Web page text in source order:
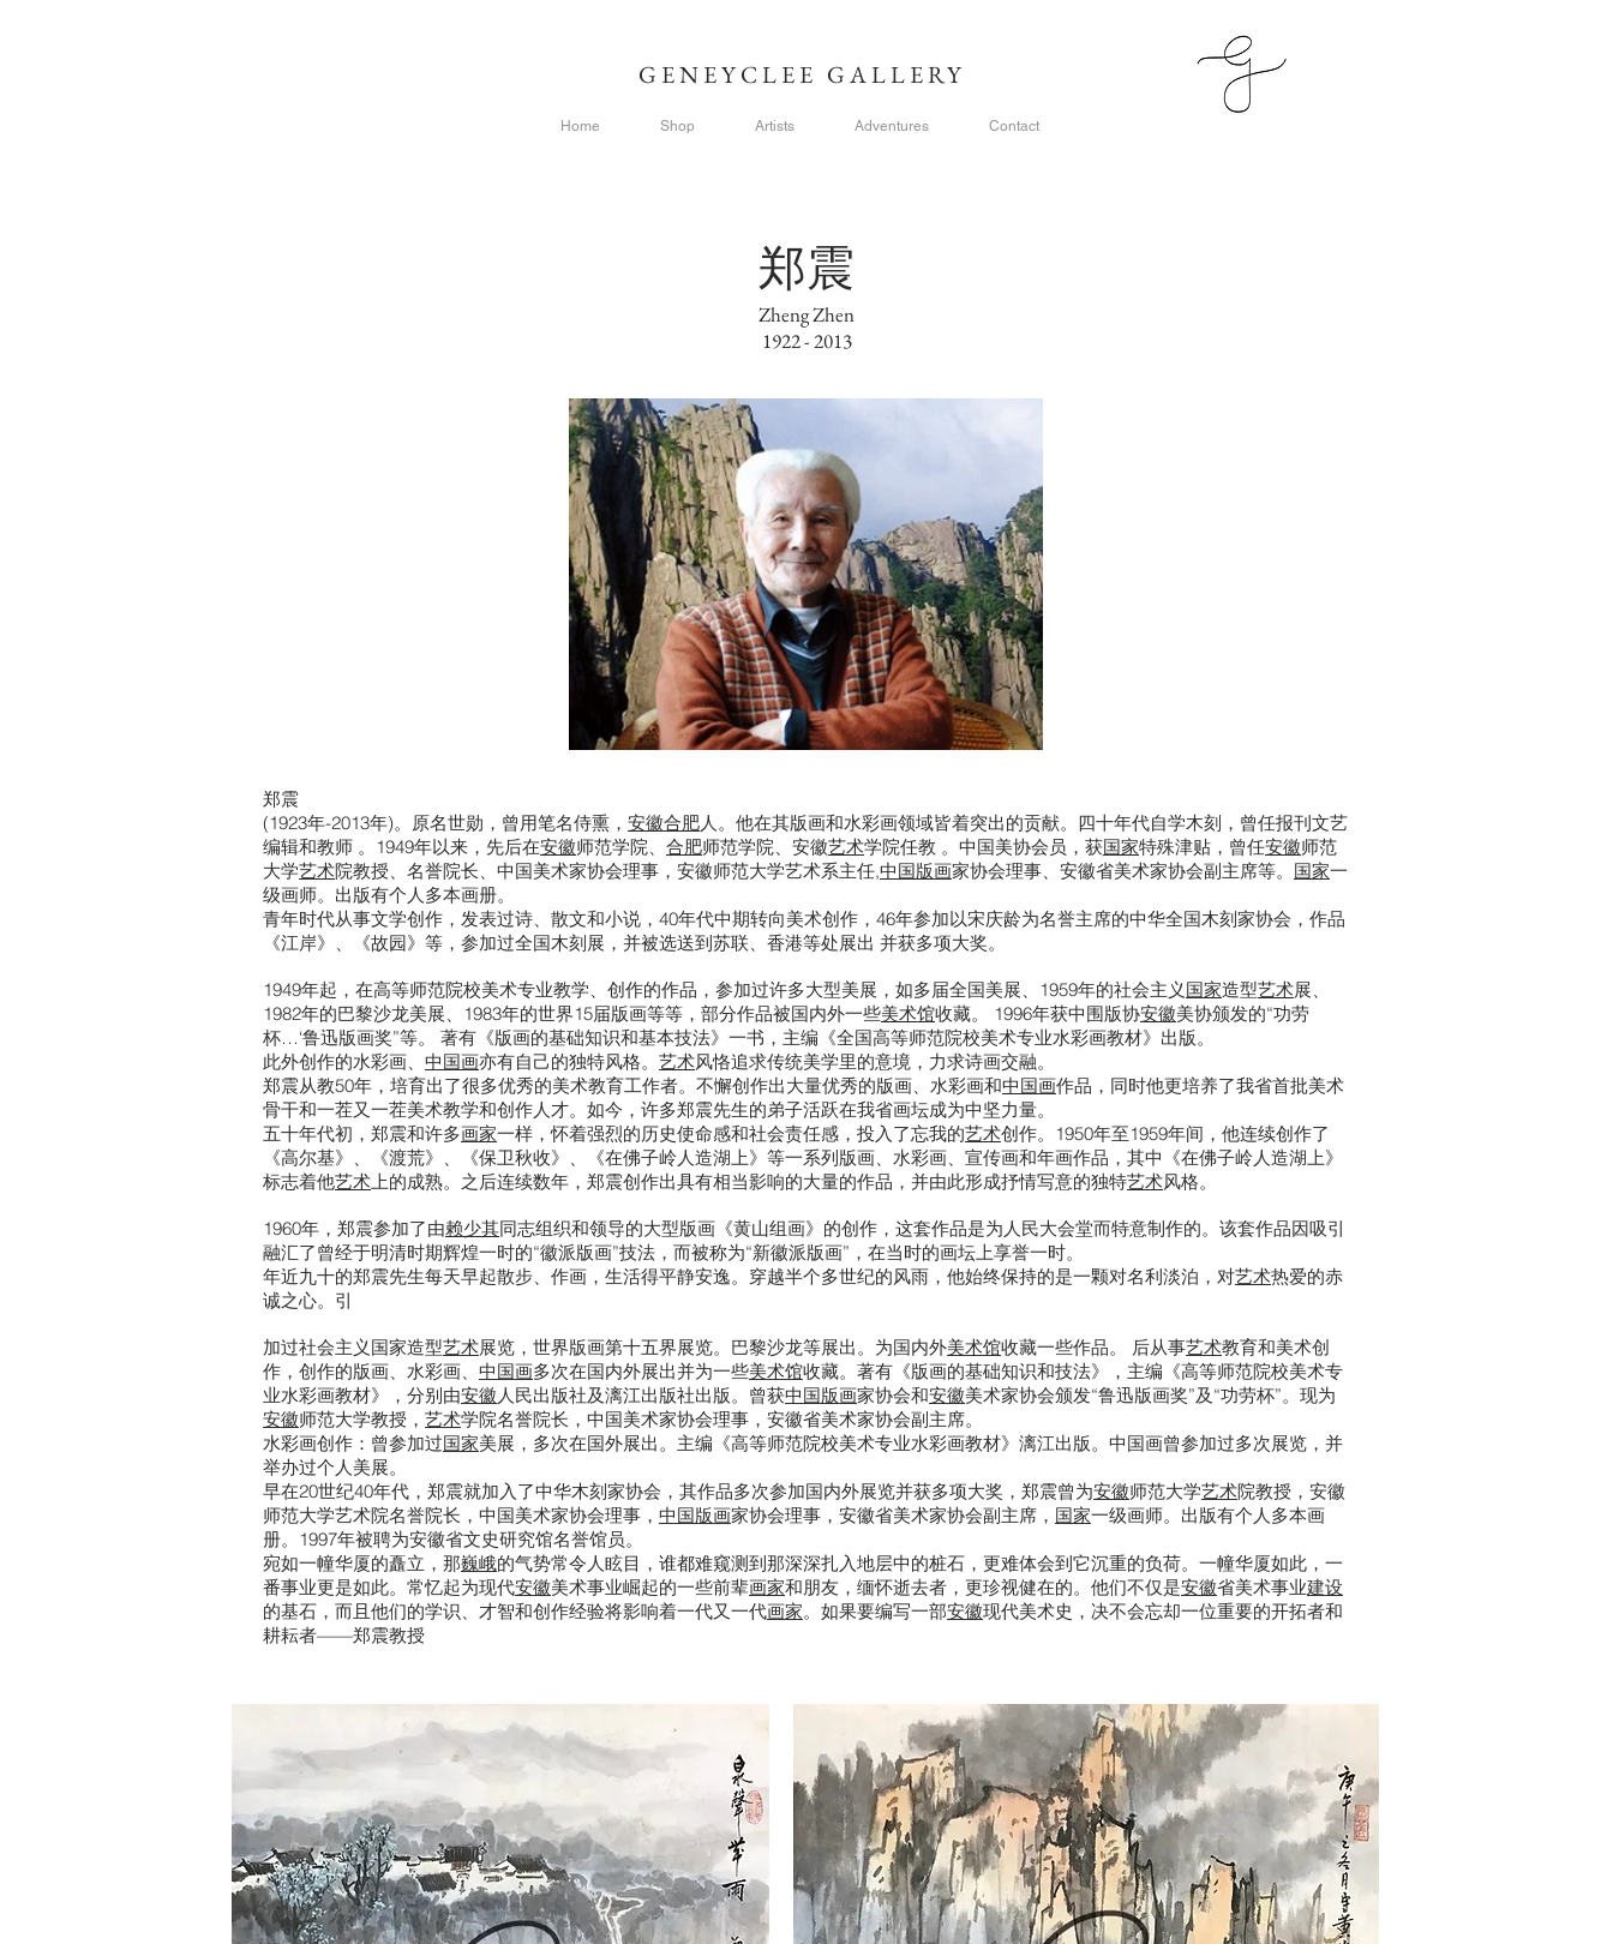
GENEYCLEE GALLERY
Home Shop Artists Adventures Contact
郑震
Zheng Zhen
1922 - 2013
郑震
(1923年-2013年)。原名世勋，曾用笔名侍熏， 安徽合肥人。他在其版画和水彩画领域皆着突出的贡献。四十年代自学木刻，曾任报刊文艺
编辑和教师 。1949年以来，先后在安徽师范学院、 合肥师范学院、安徽艺术学院任教 。中国美协会员，获国家特殊津贴，曾任安徽师范
大学艺术院教授、名誉院长、中国美术家协会理事，安徽师范大学艺术系主任,中国版画家协会理事、安徽省美术家协会副主席等。 国家一
级画师。出版有个人多本画册。
青年时代从事文学创作，发表过诗、散文和小说，40年代中期转向美术创作，46年参加以宋庆龄为名誉主席的中华全国木刻家协会，作品
《江岸》、《故园》等，参加过全国木刻展，并被选送到苏联、香港等处展出 并获多项大奖。
1949年起，在高等师范院校美术专业教学、创作的作品，参加过许多大型美展，如多届全国美展、1959年的社会主义国家造型艺术展、
1982年的巴黎沙龙美展、1983年的世界15届版画等等，部分作品被国内外一些美术馆收藏。 1996年获中围版协安徽美协颁发的“功劳
杯…‘鲁迅版画奖”等。 著有《版画的基础知识和基本技法》一书，主编《全国高等师范院校美术专业水彩画教材》出版。
此外创作的水彩画、 中国画亦有自己的独特风格。 艺术风恪追求传统美学里的意境，力求诗画交融。
郑震从教50年，培育出了很多优秀的美术教育工作者。不懈创作出大量优秀的版画、水彩画和中国画作品，同时他更培养了我省首批美术
骨干和一茬又一茬美术教学和创作人才。如今，许多郑震先生的弟子活跃在我省画坛成为中坚力量。
五十年代初，郑震和许多画家一样，怀着强烈的历史使命感和社会责任感，投入了忘我的艺术创作。1950年至1959年间，他连续创作了
《高尔基》、《渡荒》、《保卫秋收》、《在佛子岭人造湖上》等一系列版画、水彩画、宣传画和年画作品，其中《在佛子岭人造湖上》
标志着他艺术上的成熟。之后连续数年，郑震创作出具有相当影响的大量的作品，并由此形成抒情写意的独特艺术风格。
1960年，郑震参加了由赖少其同志组织和领导的大型版画《黄山组画》的创作，这套作品是为人民大会堂而特意制作的。该套作品因吸引
融汇了曾经于明清时期辉煌一时的“徽派版画”技法，而被称为“新徽派版画”，在当时的画坛上享誉一时。
年近九十的郑震先生每天早起散步、作画，生活得平静安逸。穿越半个多世纪的风雨，他始终保持的是一颗对名利淡泊，对艺术热爱的赤
诚之心。引
加过社会主义国家造型艺术展览，世界版画第十五界展览。巴黎沙龙等展出。为国内外美术馆收藏一些作品。 后从事艺术教育和美术创
作，创作的版画、水彩画、 中国画多次在国内外展出并为一些美术馆收藏。著有《版画的基础知识和技法》，主编《高等师范院校美术专
业水彩画教材》，分别由安徽人民出版社及漓江出版社出版。曾获中国版画家协会和安徽美术家协会颁发“鲁迅版画奖”及“功劳杯”。现为
安徽师范大学教授， 艺术学院名誉院长，中国美术家协会理事，安徽省美术家协会副主席。
水彩画创作：曾参加过国家美展，多次在国外展出。主编《高等师范院校美术专业水彩画教材》漓江出版。中国画曾参加过多次展览，并
举办过个人美展。
早在20世纪40年代，郑震就加入了中华木刻家协会，其作品多次参加国内外展览并获多项大奖，郑震曾为安徽师范大学艺术院教授，安徽
师范大学艺术院名誉院长，中国美术家协会理事， 中国版画家协会理事，安徽省美术家协会副主席， 国家一级画师。出版有个人多本画
册。1997年被聘为安徽省文史研究馆名誉馆员。
宛如一幢华厦的矗立，那巍峨的气势常令人眩目，谁都难窥测到那深深扎入地层中的桩石，更难体会到它沉重的负荷。一幢华厦如此，一
番事业更是如此。常忆起为现代安徽美术事业崛起的一些前辈画家和朋友，缅怀逝去者，更珍视健在的。他们不仅是安徽省美术事业建设
的基石，而且他们的学识、才智和创作经验将影响着一代又一代画家。如果要编写一部安徽现代美术史，决不会忘却一位重要的开拓者和
耕耘者——郑震教授